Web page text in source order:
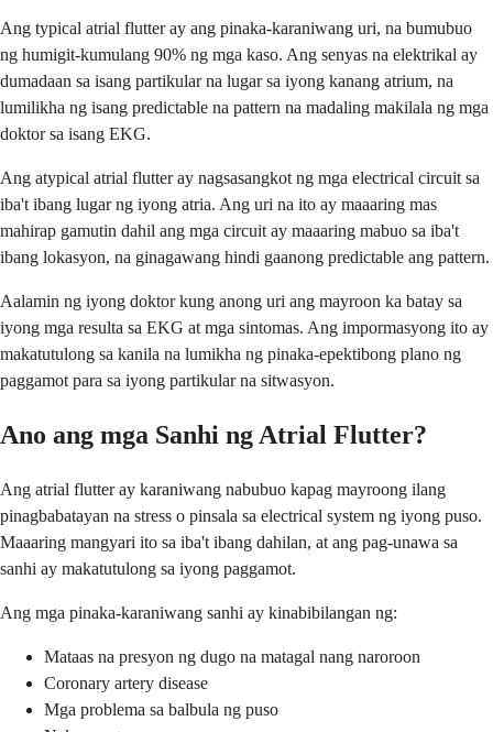
Ang typical atrial flutter ay ang pinaka-karaniwang uri, na bumubuo
ng humigit-kumulang 90% ng mga kaso. Ang senyas na elektrikal ay
dumadaan sa isang partikular na lugar sa iyong kanang atrium, na
lumilikha ng isang predictable na pattern na madaling makilala ng mga
doktor sa isang EKG.
Ang atypical atrial flutter ay nagsasangkot ng mga electrical circuit sa
iba't ibang lugar ng iyong atria. Ang uri na ito ay maaaring mas
mahirap gamutin dahil ang mga circuit ay maaaring mabuo sa iba't
ibang lokasyon, na ginagawang hindi gaanong predictable ang pattern.
Aalamin ng iyong doktor kung anong uri ang mayroon ka batay sa
iyong mga resulta sa EKG at mga sintomas. Ang impormasyong ito ay
makatutulong sa kanila na lumikha ng pinaka-epektibong plano ng
paggamot para sa iyong partikular na sitwasyon.
Ano ang mga Sanhi ng Atrial Flutter?
Ang atrial flutter ay karaniwang nabubuo kapag mayroong ilang
pinagbabatayan na stress o pinsala sa electrical system ng iyong puso.
Maaaring mangyari ito sa iba't ibang dahilan, at ang pag-unawa sa
sanhi ay makatutulong sa iyong paggamot.
Ang mga pinaka-karaniwang sanhi ay kinabibilangan ng:
Mataas na presyon ng dugo na matagal nang naroroon
Coronary artery disease
Mga problema sa balbula ng puso